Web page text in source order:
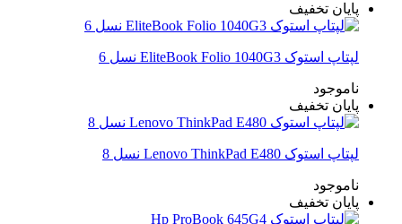
پایان تخفیف
لپتاپ استوک EliteBook Folio 1040G3 نسل 6
ناموجود
پایان تخفیف
لپتاپ استوک Lenovo ThinkPad E480 نسل 8
ناموجود
پایان تخفیف